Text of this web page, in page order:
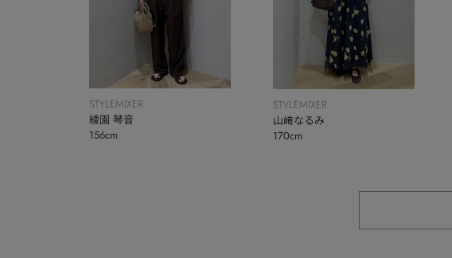
STYLEMIXER
綾園 琴音
156cm
STYLEMIXER
山﨑なるみ
170cm